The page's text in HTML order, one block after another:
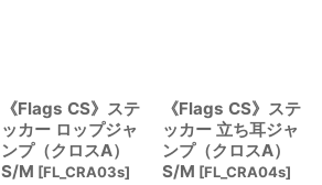
《Flags CS》ステ
ッカー ロップジャ
ンプ（クロスA）
S/M [FL_CRA03s]
《Flags CS》ステ
ッカー 立ち耳ジャ
ンプ（クロスA）
S/M [FL_CRA04s]